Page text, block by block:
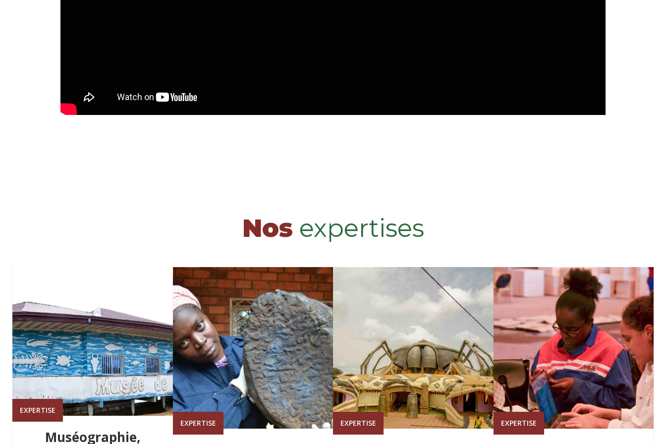
Nos expertises
EXPERTISE
Muséographie,
EXPERTISE EXPERTISE EXPERTISE